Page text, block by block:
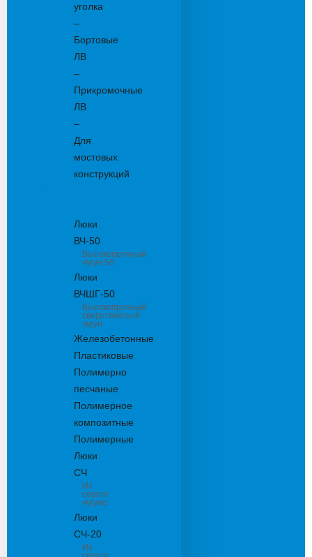
уголка
–
Бортовые
ЛВ
–
Прикромочные
ЛВ
–
Для
мостовых
конструкций
Люки
ВЧ-50
Высокопрочный
чугун 50
Люки
ВЧШГ-50
Высокопрочный
сверхтяжелый
чугун
Железобетонные
Пластиковые
Полимерно
песчаные
Полимерное
композитные
Полимерные
Люки
СЧ
Из
серого
чугуна
Люки
СЧ-20
Из